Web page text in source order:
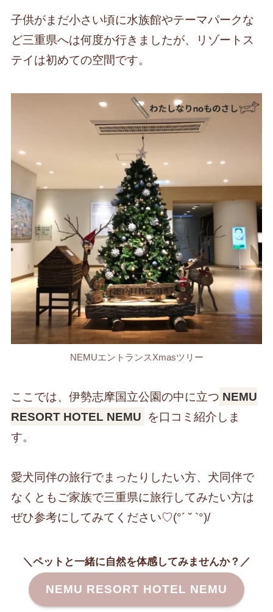
子供がまだ小さい頃に水族館やテーマパークな
ど三重県へは何度か行きましたが、リゾートス
テイは初めての空間です。
NEMUエントランスXmasツリー
ここでは、伊勢志摩国立公園の中に立つ NEMU
RESORT HOTEL NEMU
を口コミ紹介しま
す。
愛犬同伴の旅行でまったりしたい方、犬同伴で
なくともご家族で三重県に旅行してみたい方は
ぜひ参考にしてみてください♡︎(°´ ˘ `°)/
＼ペットと一緒に自然を体感してみませんか？／
NEMU RESORT HOTEL NEMU